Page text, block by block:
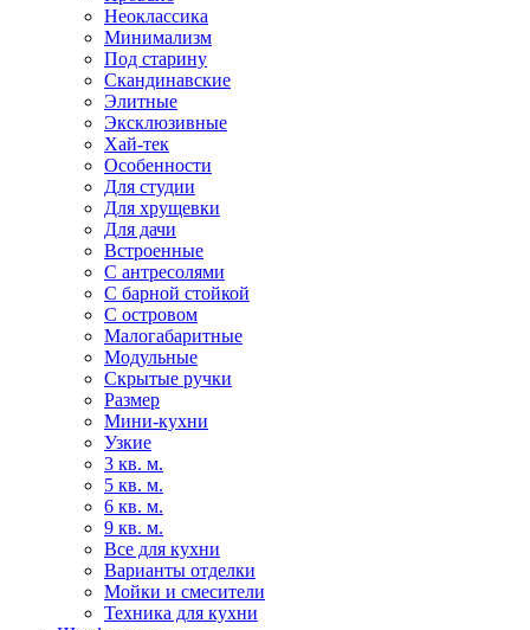
Неоклассика
Минимализм
Под старину
Скандинавские
Элитные
Эксклюзивные
Хай-тек
Особенности
Для студии
Для хрущевки
Для дачи
Встроенные
С антресолями
С барной стойкой
С островом
Малогабаритные
Модульные
Скрытые ручки
Размер
Мини-кухни
Узкие
3 кв. м.
5 кв. м.
6 кв. м.
9 кв. м.
Все для кухни
Варианты отделки
Мойки и смесители
Техника для кухни